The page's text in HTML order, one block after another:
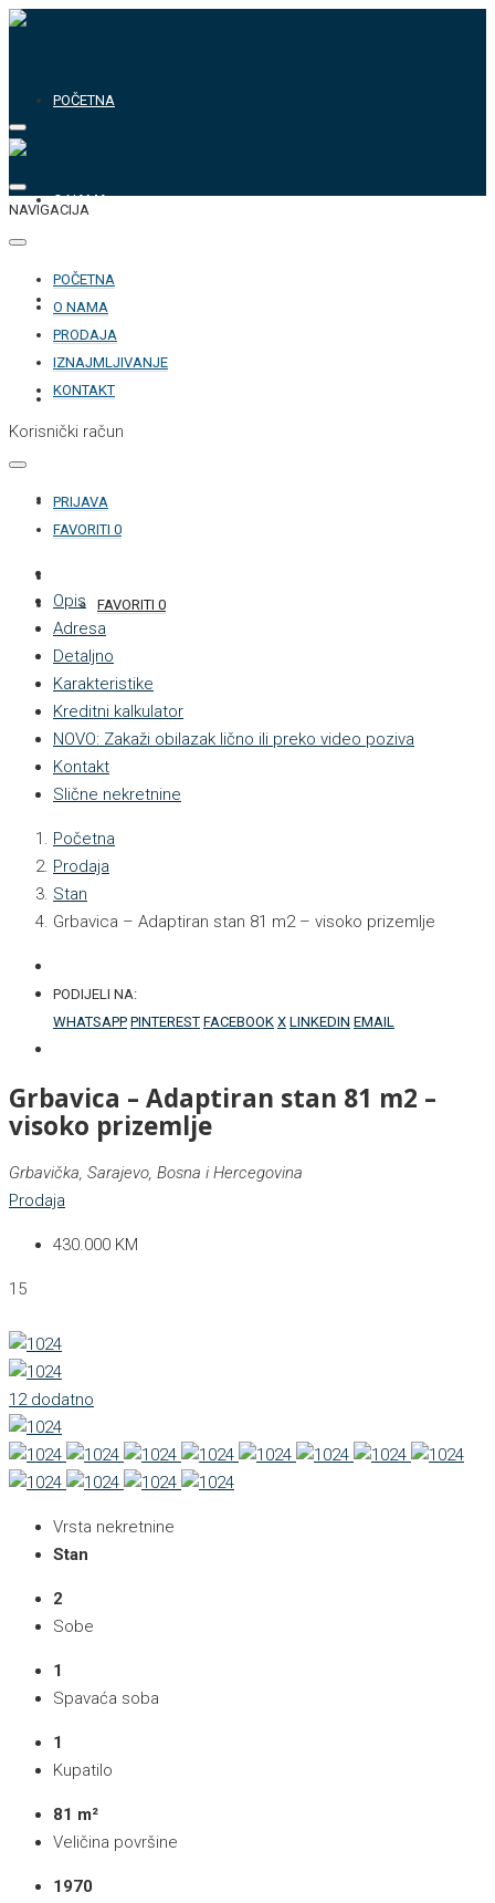
POČETNA
O NAMA
PRODAJA
IZNAJMLJIVANJE
KONTAKT
FAVORITI 0
NAVIGACIJA
POČETNA
O NAMA
PRODAJA
IZNAJMLJIVANJE
KONTAKT
Korisnički račun
PRIJAVA
FAVORITI 0
Opis
Adresa
Detaljno
Karakteristike
Kreditni kalkulator
NOVO: Zakaži obilazak lično ili preko video poziva
Kontakt
Slične nekretnine
Početna
Prodaja
Stan
Grbavica – Adaptiran stan 81 m2 – visoko prizemlje
PODIJELI NA:
WHATSAPP PINTEREST FACEBOOK X LINKEDIN EMAIL
Grbavica – Adaptiran stan 81 m2 –
visoko prizemlje
Grbavička, Sarajevo, Bosna i Hercegovina
Prodaja
430.000 KM
15
12 dodatno
Vrsta nekretnine
Stan
2
Sobe
1
Spavaća soba
1
Kupatilo
81 m²
Veličina površine
1970